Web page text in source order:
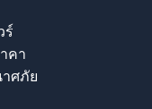
ร์
คา
ศภัย